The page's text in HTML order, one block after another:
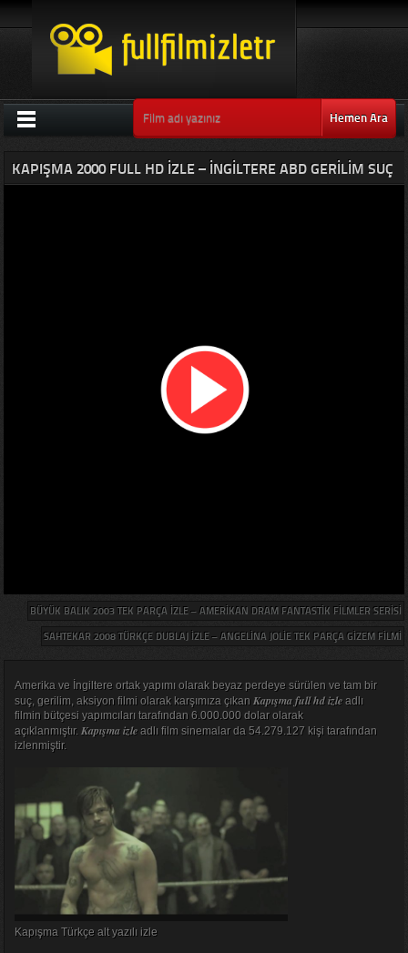
Hemen Ara
KAPIŞMA 2000 FULL HD IZLE – İNGILTERE ABD GERILIM SUÇ
BÜYÜK BALIK 2003 TEK PARÇA IZLE – AMERIKAN DRAM FANTASTIK FILMLER SERISI
SAHTEKAR 2008 TÜRKÇE DUBLAJ IZLE – ANGELINA JOLIE TEK PARÇA GIZEM FILMI
Amerika ve İngiltere ortak yapımı olarak beyaz perdeye sürülen ve tam bir
suç, gerilim, aksiyon filmi olarak karşımıza çıkan Kapışma full hd izleadlı
filmin bütçesi yapımcıları tarafından 6.000.000 dolar olarak
açıklanmıştır. Kapışma izleadlı film sinemalar da 54.279.127 kişi tarafından
izlenmiştir.
Kapışma Türkçe alt yazılı izle